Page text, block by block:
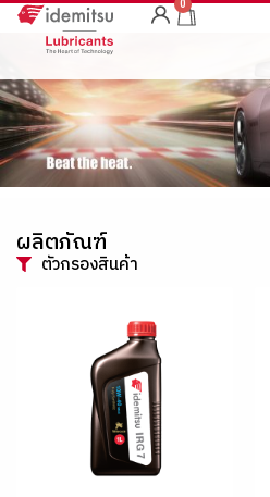
0
ผลิตภัณฑ์
ตัวกรองสินค้า